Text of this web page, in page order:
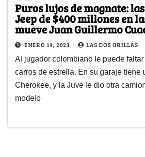
Puros lujos de magnate:
Jeep de $400 millones en
mueve Juan Guillermo
ENERO 19, 2023 LAS DOS ORILLAS
Al jugador colombiano le puede
carros de estrella. En su garaje tiene
Cherokee, y la Juve le dio otra
modelo